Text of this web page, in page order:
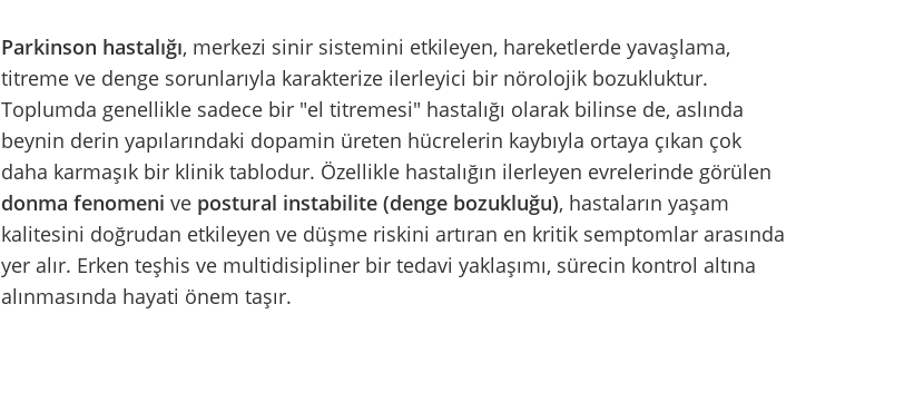
Parkinson hastalığı, merkezi sinir sistemini etkileyen, hareketlerde yavaşlama,
titreme ve denge sorunlarıyla karakterize ilerleyici bir nörolojik bozukluktur.
Toplumda genellikle sadece bir "el titremesi" hastalığı olarak bilinse de, aslında
beynin derin yapılarındaki dopamin üreten hücrelerin kaybıyla ortaya çıkan çok
daha karmaşık bir klinik tablodur. Özellikle hastalığın ilerleyen evrelerinde görülen
donma fenomeni ve postural instabilite (denge bozukluğu), hastaların yaşam
kalitesini doğrudan etkileyen ve düşme riskini artıran en kritik semptomlar arasında
yer alır. Erken teşhis ve multidisipliner bir tedavi yaklaşımı, sürecin kontrol altına
alınmasında hayati önem taşır.